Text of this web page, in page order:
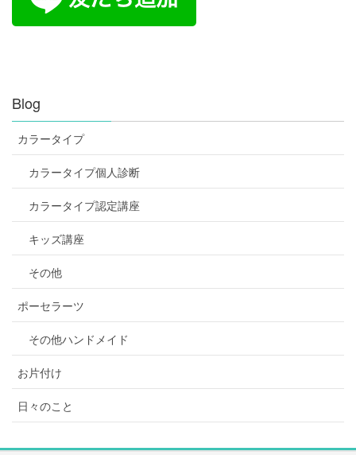
Blog
カラータイプ
カラータイプ個人診断
カラータイプ認定講座
キッズ講座
その他
ポーセラーツ
その他ハンドメイド
お片付け
日々のこと